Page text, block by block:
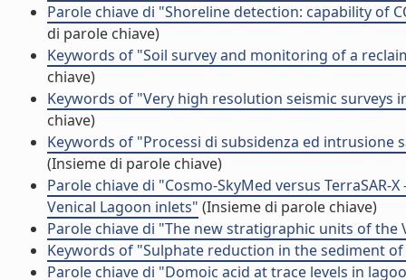
Parole chiave di "Shoreline detection: capability of
di parole chiave)
Keywords of "Soil survey and monitoring of a
chiave)
Keywords of "Very high resolution seismic
chiave)
Keywords of "Processi di subsidenza ed intrusione
(Insieme di parole chiave)
Parole chiave di "Cosmo-SkyMed versus
Venical Lagoon inlets" (Insieme di parole chiave)
Parole chiave di "The new stratigraphic units of the
Keywords of "Sulphate reduction in the sediment
Parole chiave di "Domoic acid at trace levels in